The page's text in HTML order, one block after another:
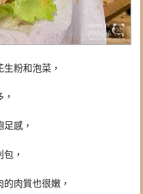
粉和泡菜，
感，
包，
肉質也很嫩，